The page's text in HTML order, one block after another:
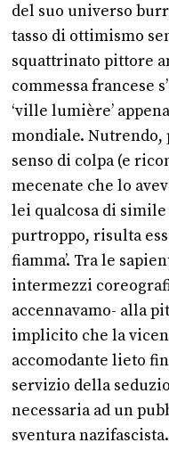
del suo universo
tasso di ottimismo
squattrinato pittore
commessa francese
‘ville lumière’
mondiale.
senso di colpa (e
mecenate che lo
lei qualcosa di
purtroppo, risulta
fiamma’. Tra le
intermezzi
accennavamo- alla
implicito che la
accomodante lieto
servizio della
necessaria ad un
sventura nazifascista.